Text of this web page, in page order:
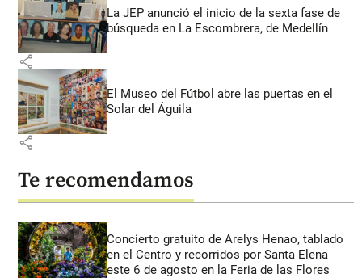
La JEP anunció el inicio de la sexta fase de
búsqueda en La Escombrera, de Medellín
share
El Museo del Fútbol abre las puertas en el
Solar del Águila
share
Te recomendamos
Concierto gratuito de Arelys Henao, tablado
en el Centro y recorridos por Santa Elena
este 6 de agosto en la Feria de las Flores